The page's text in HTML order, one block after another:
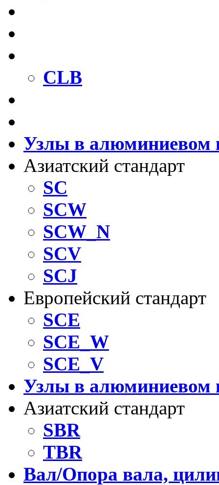
CLB
Узлы в алюминиевом
Азиатский стандарт
SC
SCW
SCW_N
SCV
SCJ
Европейский стандарт
SCE
SCE_W
SCE_V
Узлы в алюминиевом
Азиатский стандарт
SBR
TBR
Вал/Опора вала,